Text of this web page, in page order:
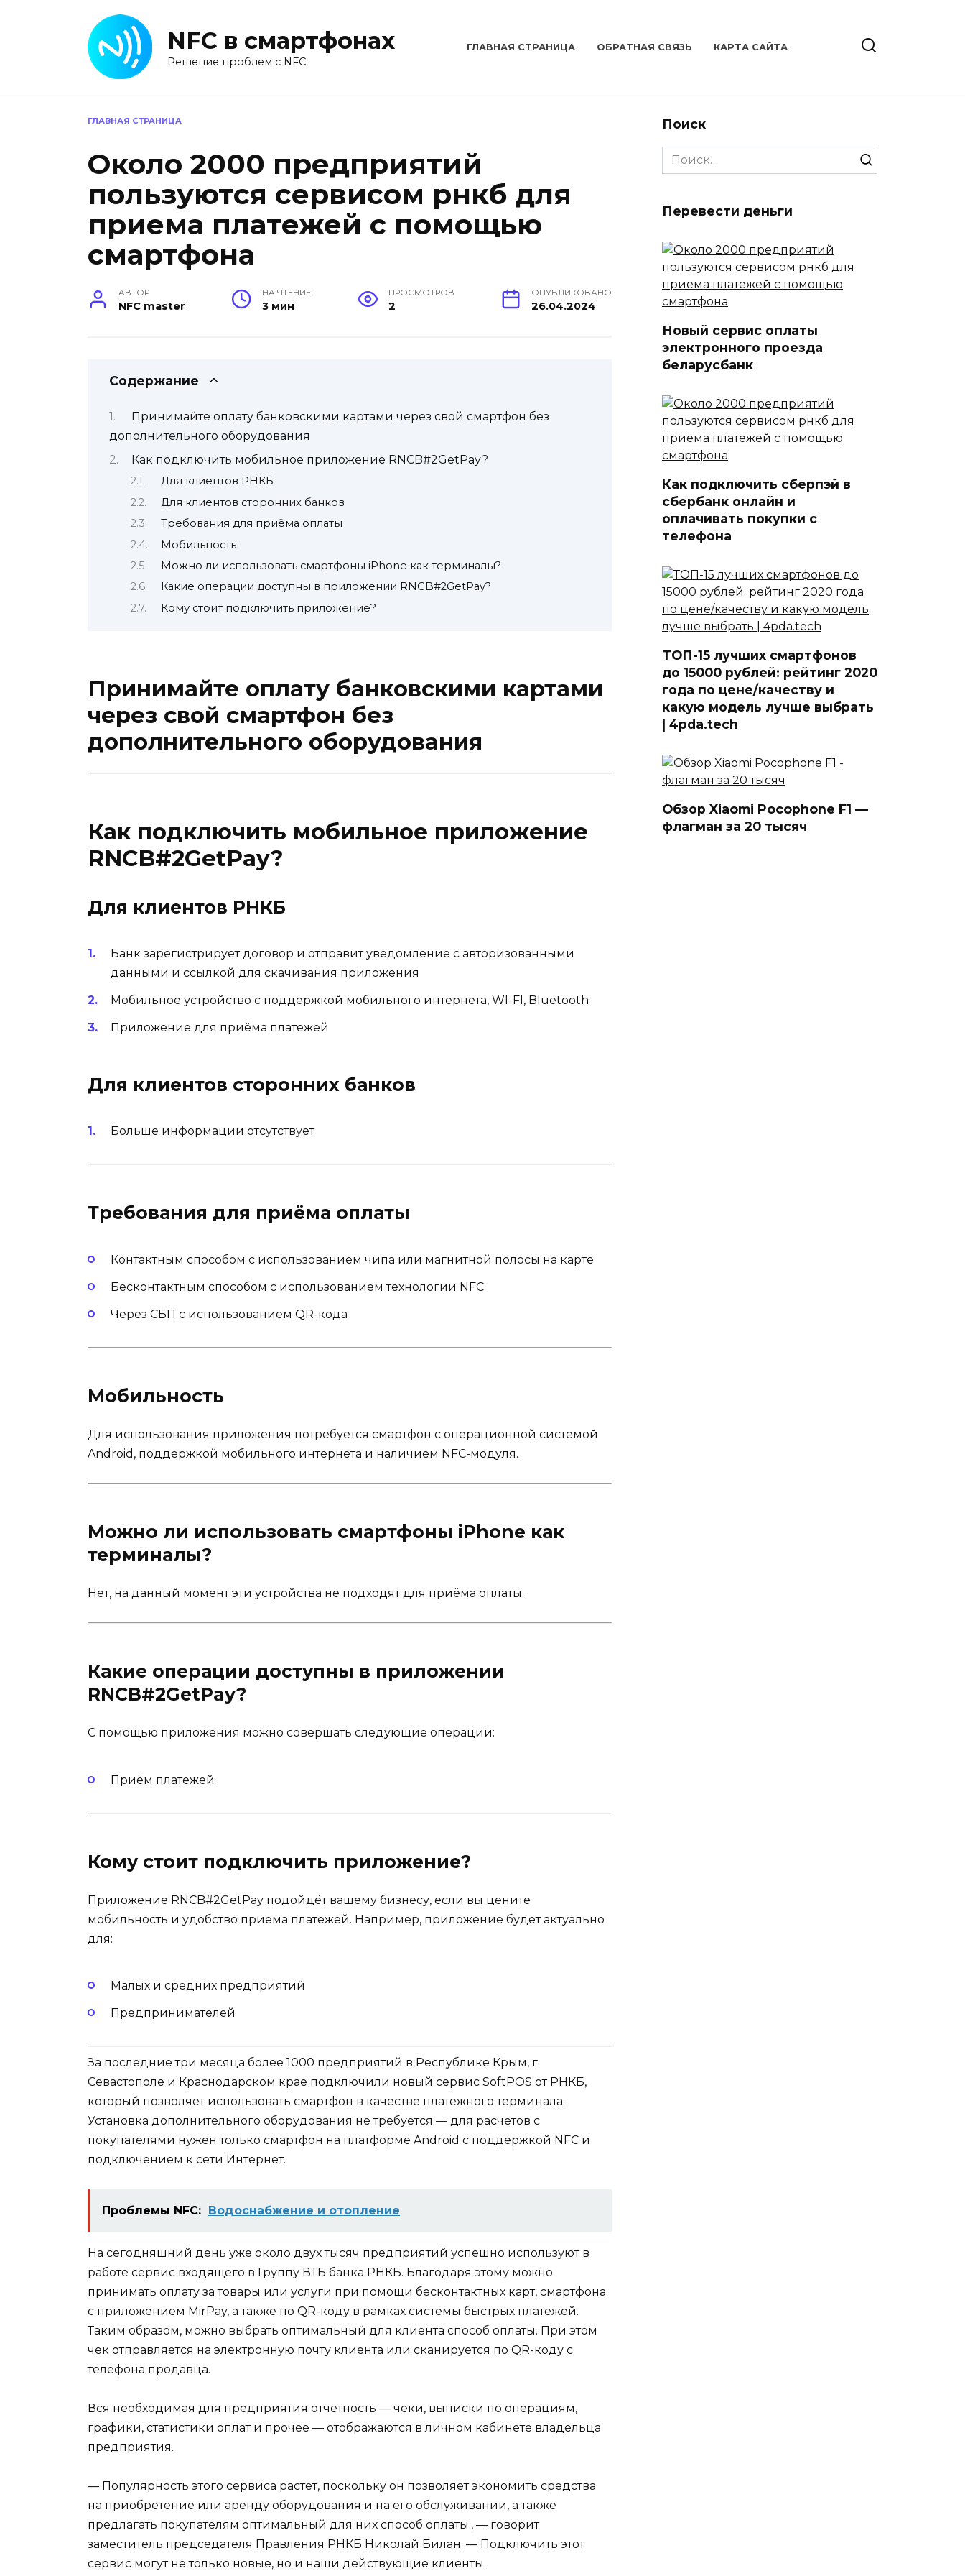
NFC в смартфонах
Решение проблем с NFC
ГЛАВНАЯ СТРАНИЦА ОБРАТНАЯ СВЯЗЬ КАРТА САЙТА
ГЛАВНАЯ СТРАНИЦА
Около 2000 предприятий
пользуются сервисом рнкб для
приема платежей с помощью
смартфона
АВТОР
NFC master
НА ЧТЕНИЕ
3 мин
ПРОСМОТРОВ
2
ОПУБЛИКОВАНО
26.04.2024
Содержание
Принимайте оплату банковскими картами через свой смартфон без
дополнительного оборудования
Как подключить мобильное приложение RNCB#2GetPay?
Для клиентов РНКБ
Для клиентов сторонних банков
Требования для приёма оплаты
Мобильность
Можно ли использовать смартфоны iPhone как терминалы?
Какие операции доступны в приложении RNCB#2GetPay?
Кому стоит подключить приложение?
Принимайте оплату банковскими картами
через свой смартфон без
дополнительного оборудования
Как подключить мобильное приложение
RNCB#2GetPay?
Для клиентов РНКБ
Банк зарегистрирует договор и отправит уведомление с авторизованными
данными и ссылкой для скачивания приложения
Мобильное устройство с поддержкой мобильного интернета, WI-FI, Bluetooth
Приложение для приёма платежей
Для клиентов сторонних банков
Больше информации отсутствует
Требования для приёма оплаты
Контактным способом с использованием чипа или магнитной полосы на карте
Бесконтактным способом с использованием технологии NFC
Через СБП с использованием QR-кода
Мобильность
Для использования приложения потребуется смартфон с операционной системой
Android, поддержкой мобильного интернета и наличием NFC-модуля.
Можно ли использовать смартфоны iPhone как
терминалы?
Нет, на данный момент эти устройства не подходят для приёма оплаты.
Какие операции доступны в приложении
RNCB#2GetPay?
С помощью приложения можно совершать следующие операции:
Приём платежей
Кому стоит подключить приложение?
Приложение RNCB#2GetPay подойдёт вашему бизнесу, если вы цените
мобильность и удобство приёма платежей. Например, приложение будет актуально
для:
Малых и средних предприятий
Предпринимателей
За последние три месяца более 1000 предприятий в Республике Крым, г.
Севастополе и Краснодарском крае подключили новый сервис SoftPOS от РНКБ,
который позволяет использовать смартфон в качестве платежного терминала.
Установка дополнительного оборудования не требуется — для расчетов с
покупателями нужен только смартфон на платформе Android с поддержкой NFC и
подключением к сети Интернет.
Проблемы NFC: Водоснабжение и отопление
На сегодняшний день уже около двух тысяч предприятий успешно используют в
работе сервис входящего в Группу ВТБ банка РНКБ. Благодаря этому можно
принимать оплату за товары или услуги при помощи бесконтактных карт, смартфона
с приложением MirPay, а также по QR-коду в рамках системы быстрых платежей.
Таким образом, можно выбрать оптимальный для клиента способ оплаты. При этом
чек отправляется на электронную почту клиента или сканируется по QR-коду с
телефона продавца.
Вся необходимая для предприятия отчетность — чеки, выписки по операциям,
графики, статистики оплат и прочее — отображаются в личном кабинете владельца
предприятия.
— Популярность этого сервиса растет, поскольку он позволяет экономить средства
на приобретение или аренду оборудования и на его обслуживании, а также
предлагать покупателям оптимальный для них способ оплаты., — говорит
заместитель председателя Правления РНКБ Николай Билан. — Подключить этот
сервис могут не только новые, но и наши действующие клиенты.
Поиск
Search
for:
Перевести деньги
Новый сервис оплаты
электронного проезда
беларусбанк
Как подключить сберпэй в
сбербанк онлайн и
оплачивать покупки с
телефона
ТОП-15 лучших смартфонов
до 15000 рублей: рейтинг 2020
года по цене/качеству и
какую модель лучше выбрать
| 4pda.tech
Обзор Xiaomi Pocophone F1 —
флагман за 20 тысяч